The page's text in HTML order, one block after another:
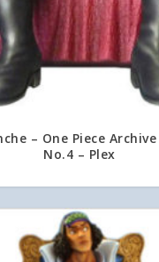
– One Piece
No.4 – Plex